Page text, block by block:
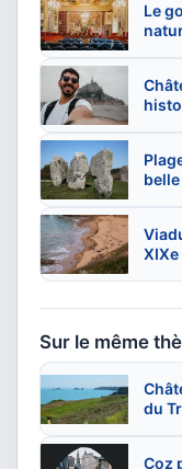
Le
Sur le même
du
Coz